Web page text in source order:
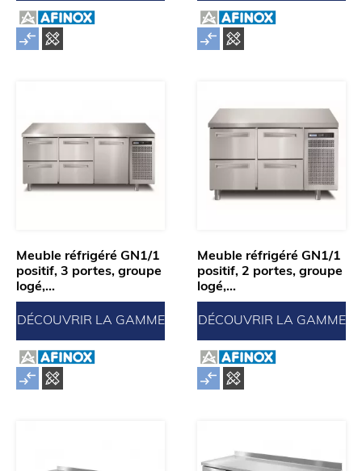
Meuble réfrigéré GN1/1
positif, 3 portes, groupe
logé,...
DÉCOUVRIR LA GAMME
Meuble réfrigéré GN1/1
positif, 2 portes, groupe
logé,...
DÉCOUVRIR LA GAMME